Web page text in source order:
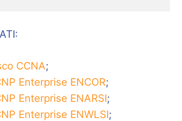
CCNA;
Enterprise ENCOR;
Enterprise ENARSI;
Enterprise ENWLSI;